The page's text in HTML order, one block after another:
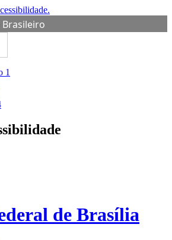
1
de Brasília